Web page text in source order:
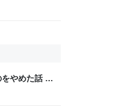
やめた話 -